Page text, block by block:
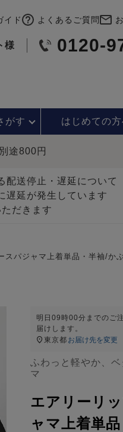
イド よくあるご質問
様 0120-
がす はじめての
途800円
配送停止・遅延について
遅延が発生しています
だきます
スパジャマ上着単品・半袖/か
明日 09時00分 までのご
届けします。
東京都 お届け先を変更
ふわっと軽やか、
マ
エアリーリ
ャマ上着単